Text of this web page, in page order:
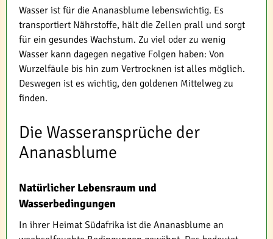
Wasser ist für die Ananasblume lebenswichtig. Es
transportiert Nährstoffe, hält die Zellen prall und sorgt
für ein gesundes Wachstum. Zu viel oder zu wenig
Wasser kann dagegen negative Folgen haben: Von
Wurzelfäule bis hin zum Vertrocknen ist alles möglich.
Deswegen ist es wichtig, den goldenen Mittelweg zu
finden.
Die Wasseransprüche der
Ananasblume
Natürlicher Lebensraum und
Wasserbedingungen
In ihrer Heimat Südafrika ist die Ananasblume an